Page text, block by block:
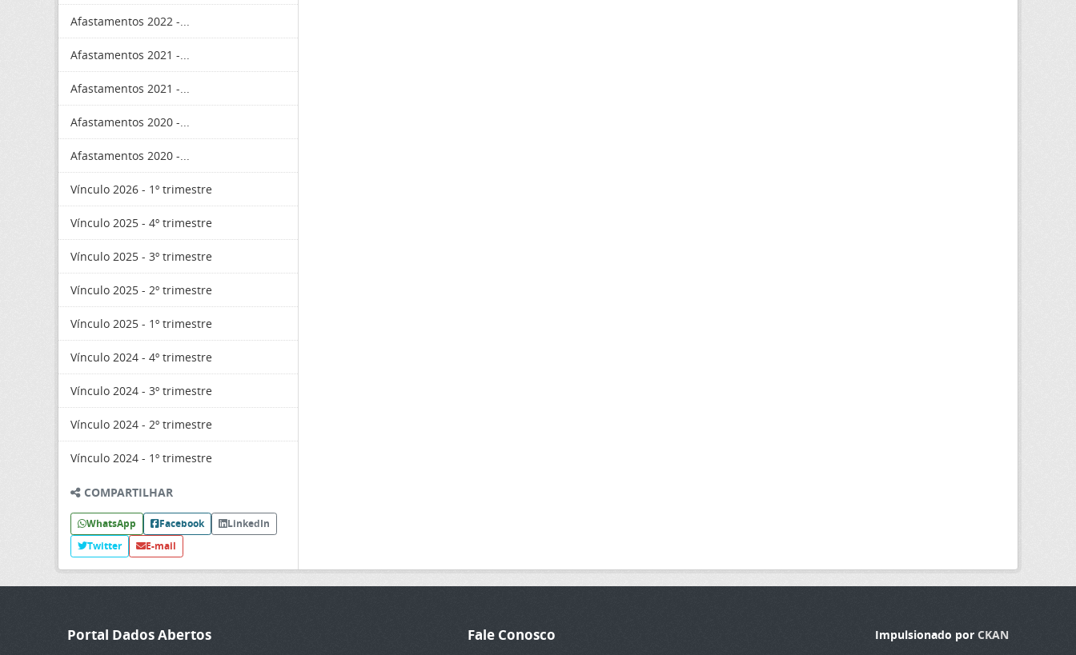
Afastamentos 2022 -...
Afastamentos 2021 -...
Afastamentos 2021 -...
Afastamentos 2020 -...
Afastamentos 2020 -...
Vínculo 2026 - 1º trimestre
Vínculo 2025 - 4º trimestre
Vínculo 2025 - 3º trimestre
Vínculo 2025 - 2º trimestre
Vínculo 2025 - 1º trimestre
Vínculo 2024 - 4º trimestre
Vínculo 2024 - 3º trimestre
Vínculo 2024 - 2º trimestre
Vínculo 2024 - 1º trimestre
COMPARTILHAR
WhatsApp Facebook
LinkedIn
Twitter
E-mail
Portal Dados Abertos Fale Conosco Impulsionado por CKAN